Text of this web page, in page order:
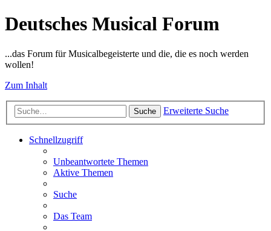
Deutsches Musical Forum
...das Forum für Musicalbegeisterte und die, die es noch werden
wollen!
Zum Inhalt
Suche Erweiterte Suche
Schnellzugriff
Unbeantwortete Themen
Aktive Themen
Suche
Das Team